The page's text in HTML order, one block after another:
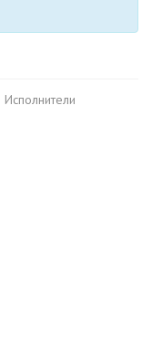
Исполнители